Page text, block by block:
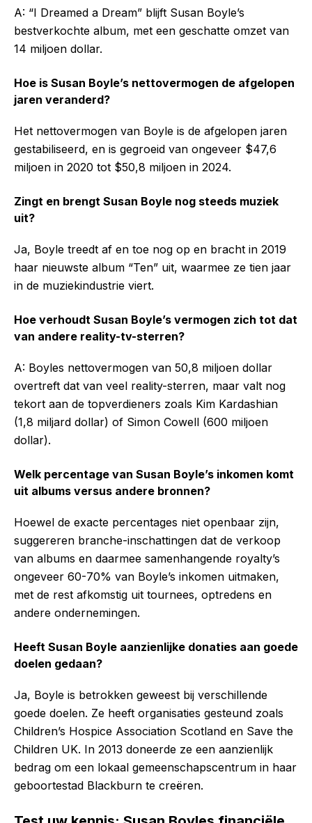
A: “I Dreamed a Dream” blijft Susan Boyle’s
bestverkochte album, met een geschatte omzet van
14 miljoen dollar.
Hoe is Susan Boyle’s nettovermogen de afgelopen
jaren veranderd?
Het nettovermogen van Boyle is de afgelopen jaren
gestabiliseerd, en is gegroeid van ongeveer $47,6
miljoen in 2020 tot $50,8 miljoen in 2024.
Zingt en brengt Susan Boyle nog steeds muziek
uit?
Ja, Boyle treedt af en toe nog op en bracht in 2019
haar nieuwste album “Ten” uit, waarmee ze tien jaar
in de muziekindustrie viert.
Hoe verhoudt Susan Boyle’s vermogen zich tot dat
van andere reality-tv-sterren?
A: Boyles nettovermogen van 50,8 miljoen dollar
overtreft dat van veel reality-sterren, maar valt nog
tekort aan de topverdieners zoals Kim Kardashian
(1,8 miljard dollar) of Simon Cowell (600 miljoen
dollar).
Welk percentage van Susan Boyle’s inkomen komt
uit albums versus andere bronnen?
Hoewel de exacte percentages niet openbaar zijn,
suggereren branche-inschattingen dat de verkoop
van albums en daarmee samenhangende royalty’s
ongeveer 60-70% van Boyle’s inkomen uitmaken,
met de rest afkomstig uit tournees, optredens en
andere ondernemingen.
Heeft Susan Boyle aanzienlijke donaties aan goede
doelen gedaan?
Ja, Boyle is betrokken geweest bij verschillende
goede doelen. Ze heeft organisaties gesteund zoals
Children’s Hospice Association Scotland en Save the
Children UK. In 2013 doneerde ze een aanzienlijk
bedrag om een lokaal gemeenschapscentrum in haar
geboortestad Blackburn te creëren.